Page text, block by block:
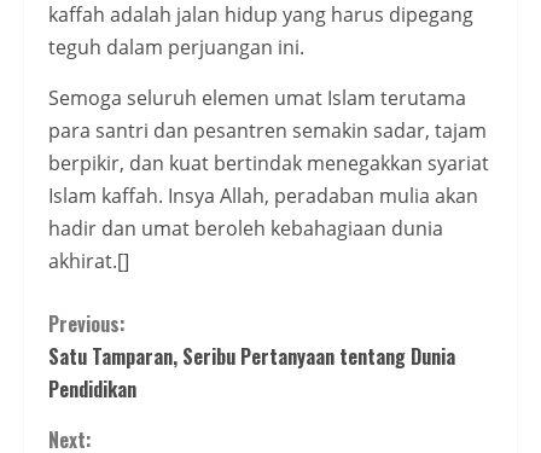
kaffah adalah jalan hidup yang harus dipegang
teguh dalam perjuangan ini.
Semoga seluruh elemen umat Islam terutama
para santri dan pesantren semakin sadar, tajam
berpikir, dan kuat bertindak menegakkan syariat
Islam kaffah. Insya Allah, peradaban mulia akan
hadir dan umat beroleh kebahagiaan dunia
akhirat.[]
Continue
Reading
Previous:
Satu Tamparan, Seribu Pertanyaan tentang Dunia
Pendidikan
Next: